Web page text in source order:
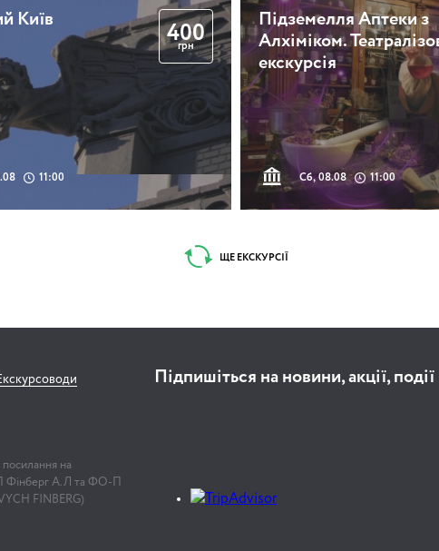
Київ
11:00
400
грн
Підземелля Аптеки з
Алхіміком.
екскурсія
Сб, 08.08 11:00
ЩЕ ЕКСКУРСІЇ
посилання на
Фінберг А.Л та ФО-П
FINBERG)
Підпишіться на новини, акції, події